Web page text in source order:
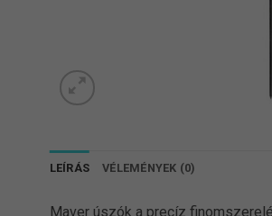
LEÍRÁS VÉLEMÉNYEK (0)
Maver úszók a precíz